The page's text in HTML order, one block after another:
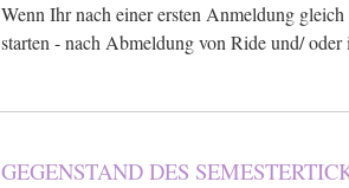
Wenn Ihr nach einer ersten Anmeldung
starten - nach Abmeldung von Ride und/ oder
GEGENSTAND DES